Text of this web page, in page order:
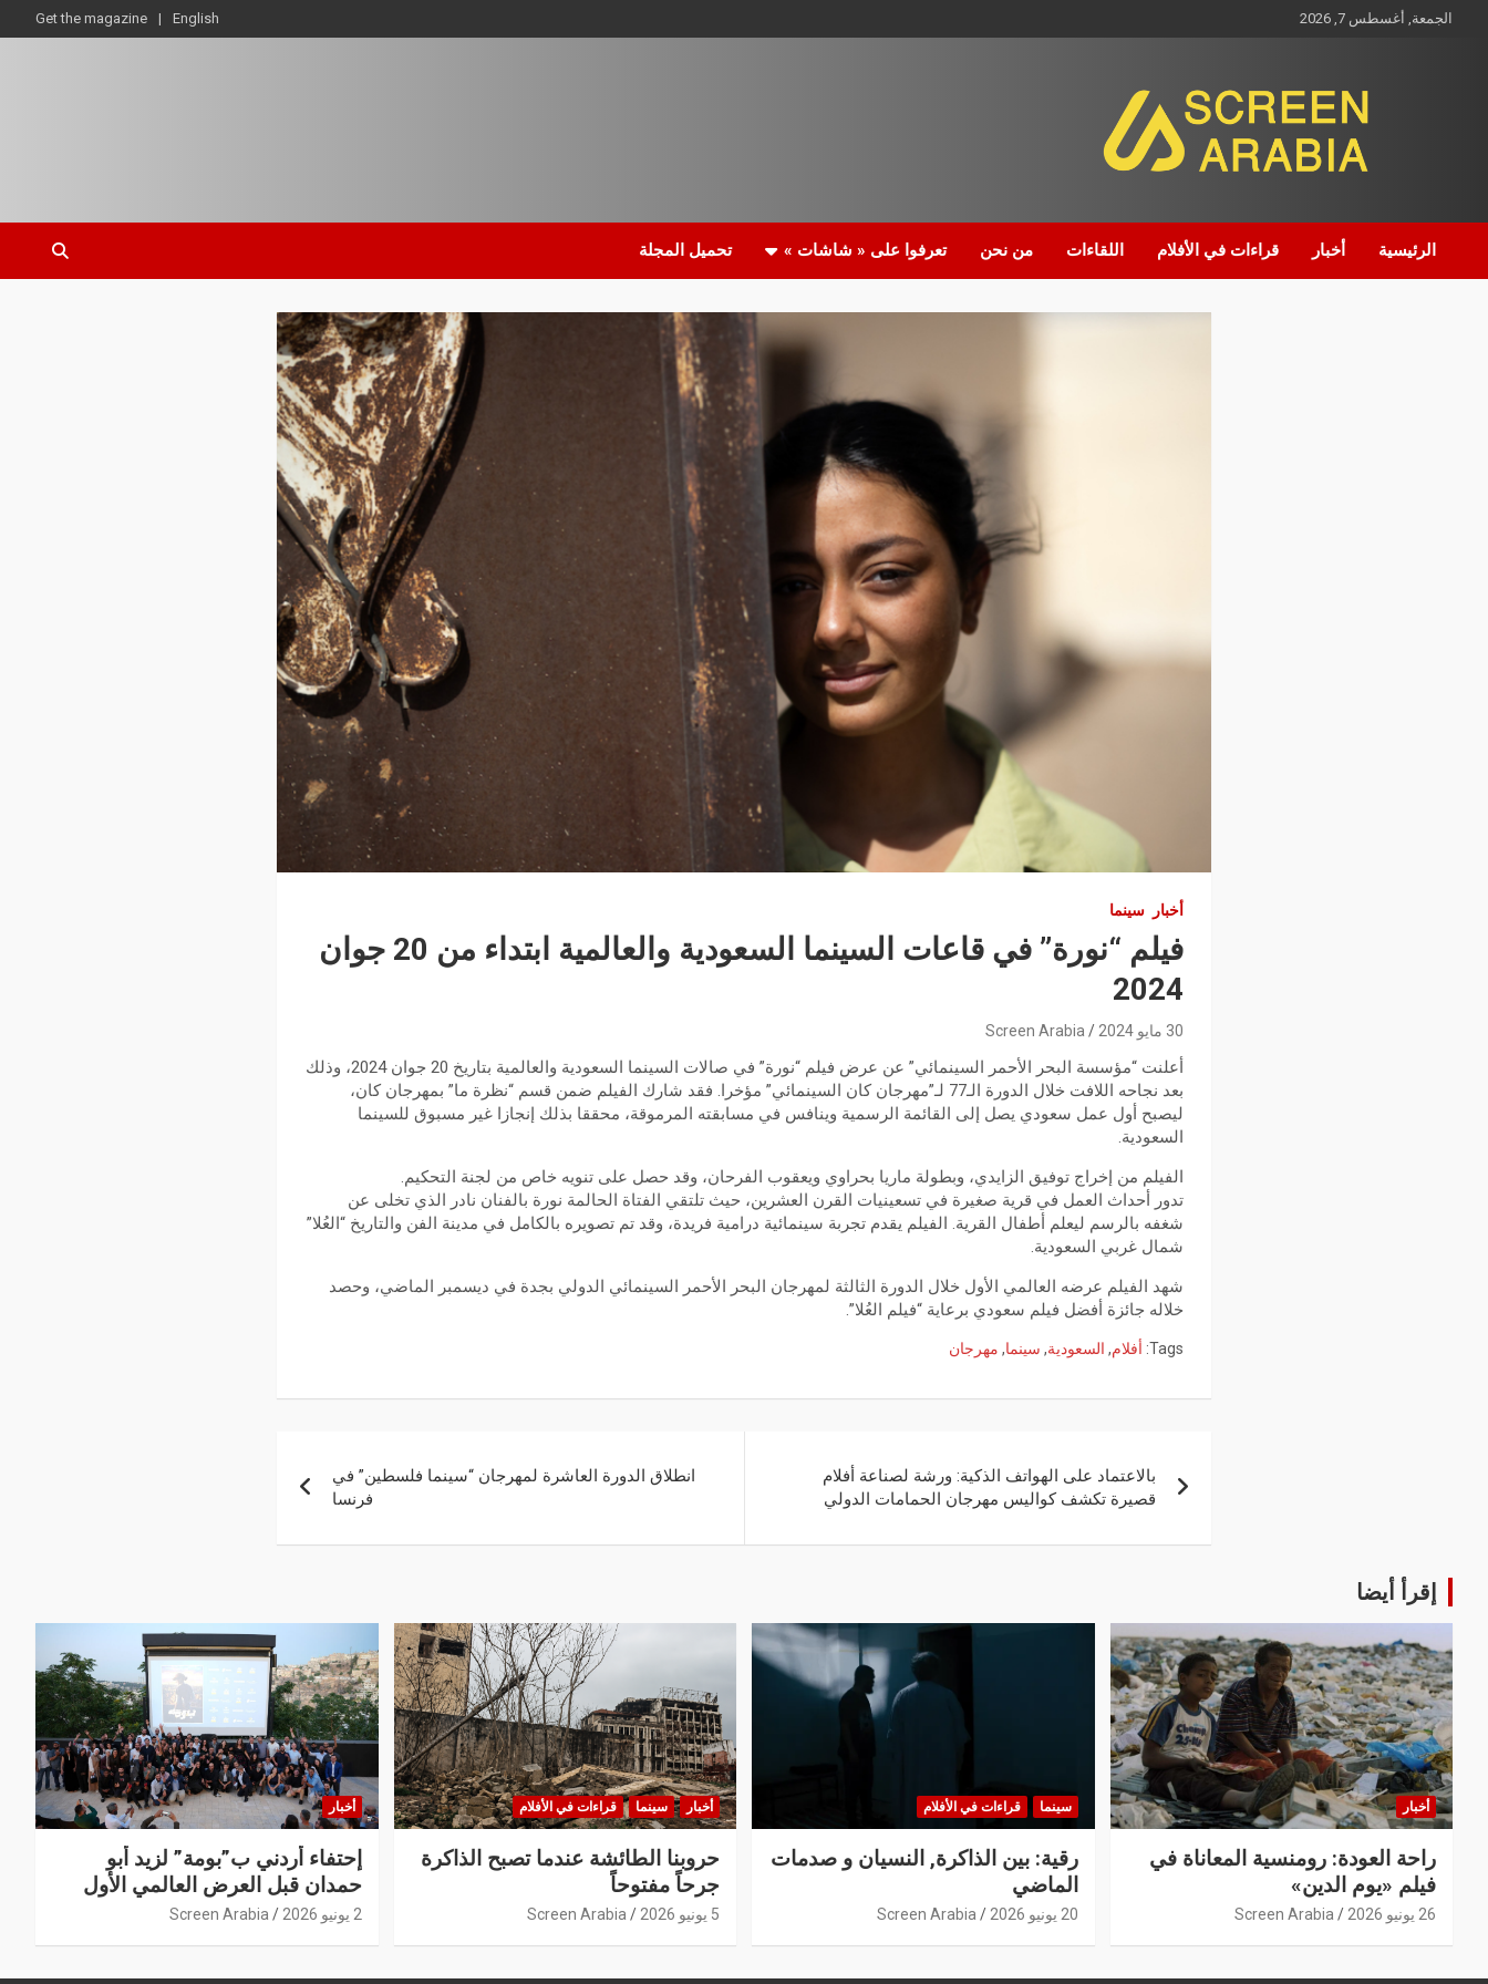
الجمعة, أغسطس 7, 2026 English
Get the magazine
Screen Arabia
الرئيسية أخبار قراءات في الأفلام اللقاءات من نحن تعرفوا على « شاشات » تحميل المجلة
أخبار سينما
فيلم “نورة” في قاعات السينما السعودية والعالمية ابتداء من 20 جوان
2024
30 مايو 2024 Screen Arabia
أعلنت “مؤسسة البحر الأحمر السينمائي” عن عرض فيلم “نورة” في صالات السينما السعودية والعالمية بتاريخ 20 جوان 2024، وذلك
بعد نجاحه اللافت خلال الدورة الـ77 لـ”مهرجان كان السينمائي” مؤخرا. فقد شارك الفيلم ضمن قسم “نظرة ما” بمهرجان كان،
ليصبح أول عمل سعودي يصل إلى القائمة الرسمية وينافس في مسابقته المرموقة، محققا بذلك إنجازا غير مسبوق للسينما
السعودية.
الفيلم من إخراج توفيق الزايدي، وبطولة ماريا بحراوي ويعقوب الفرحان، وقد حصل على تنويه خاص من لجنة التحكيم.
تدور أحداث العمل في قرية صغيرة في تسعينيات القرن العشرين، حيث تلتقي الفتاة الحالمة نورة بالفنان نادر الذي تخلى عن
شغفه بالرسم ليعلم أطفال القرية. الفيلم يقدم تجربة سينمائية درامية فريدة، وقد تم تصويره بالكامل في مدينة الفن والتاريخ “العُلا”
شمال غربي السعودية.
شهد الفيلم عرضه العالمي الأول خلال الدورة الثالثة لمهرجان البحر الأحمر السينمائي الدولي بجدة في ديسمبر الماضي، وحصد
خلاله جائزة أفضل فيلم سعودي برعاية “فيلم العُلا”.
Tags: أفلام, السعودية, سينما, مهرجان
بالاعتماد على الهواتف الذكية: ورشة لصناعة أفلام
قصيرة تكشف كواليس مهرجان الحمامات الدولي
انطلاق الدورة العاشرة لمهرجان “سينما فلسطين” في
فرنسا
إقرأ أيضا
أخبار
راحة العودة: رومنسية المعاناة في
فيلم «يوم الدين»
26 يونيو 2026 Screen Arabia
سينما قراءات في الأفلام
رقية: بين الذاكرة, النسيان و صدمات
الماضي
20 يونيو 2026 Screen Arabia
أخبار سينما قراءات في الأفلام
حروبنا الطائشة عندما تصبح الذاكرة
جرحاً مفتوحاً
5 يونيو 2026 Screen Arabia
أخبار
إحتفاء أردني ب”بومة” لزيد أبو
حمدان قبل العرض العالمي الأول
2 يونيو 2026 Screen Arabia